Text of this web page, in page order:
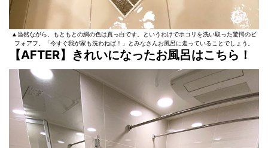
▲当然ながら、もともとの網の色は真っ白です。というわけでホコリを洗い取った驚愕のビ
フォアフ。「今すぐ我が家も洗わねば！」とみなさんお風呂に走っていることでしょう。
【AFTER】きれいになったお風呂はこちら！